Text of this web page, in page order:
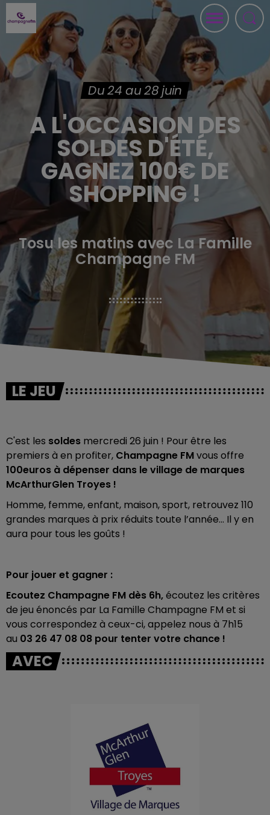
Du 24 au 28 juin
A L'OCCASION DES
SOLDES D'ÉTÉ,
GAGNEZ 100€ DE
SHOPPING !
Tosu les matins avec La Famille
Champagne FM
LE JEU
C'est les soldes mercredi 26 juin ! Pour être les
premiers à en profiter, Champagne FMvous offre
100euros à dépenser dans le village de marques
McArthurGlen Troyes !
Homme, femme, enfant, maison, sport, retrouvez 110
grandes marques à prix réduits toute l’année... Il y en
aura pour tous les goûts !
Pour jouer et gagner :
Ecoutez Champagne FM dès 6h,écoutez les critères
de jeu énoncés par La Famille Champagne FM et si
vous correspondez à ceux-ci, appelez nous à 7h15
au 03 26 47 08 08 pour tenter votre chance !
AVEC